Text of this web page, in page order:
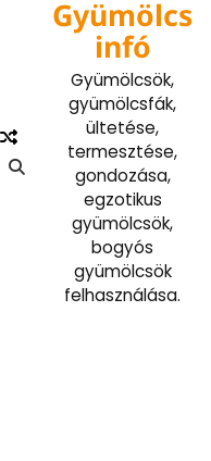
Gyümölcs
infó
Gyümölcsök,
gyümölcsfák,
ültetése,
termesztése,
gondozása,
egzotikus
gyümölcsök,
bogyós
gyümölcsök
felhasználása.